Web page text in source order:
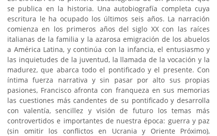
se publica en la historia. Una autobiografía completa cuya
escritura le ha ocupado los últimos seis años. La narración
comienza en los primeros años del siglo XX con las raíces
italianas de la familia y la azarosa emigración de los abuelos
a América Latina, y continúa con la infancia, el entusiasmo y
las inquietudes de la juventud, la llamada de la vocación y la
madurez, que abarca todo el pontificado y el presente. Con
íntima fuerza narrativa y sin pasar por alto sus propias
pasiones, Francisco afronta con franqueza en sus memorias
las cuestiones más candentes de su pontificado y desarrolla
con valentía, sencillez y visión de futuro los temas más
controvertidos e importantes de nuestra época: guerra y paz
(sin omitir los conflictos en Ucrania y Oriente Próximo),